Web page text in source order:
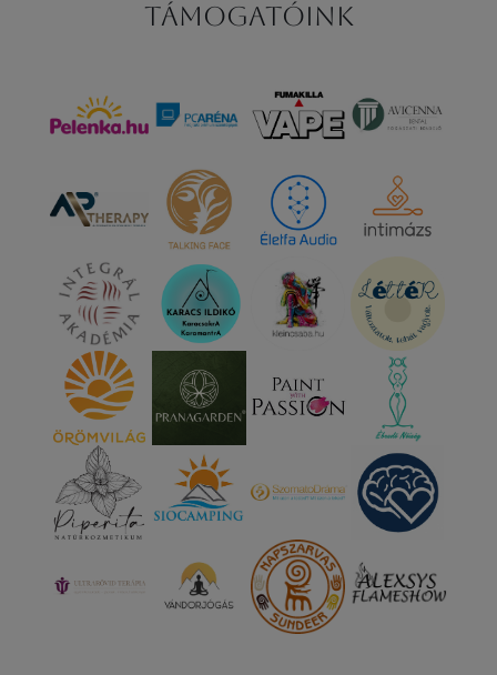
Támogatóink